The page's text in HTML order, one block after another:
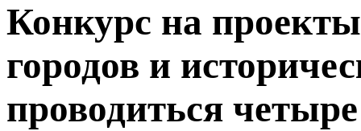
Конкурс на
городов и
проводиться